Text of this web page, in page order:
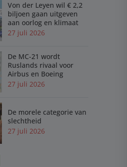
Von der Leyen wil € 2,2
biljoen gaan uitgeven
aan oorlog en klimaat
27 juli 2026
De MC-21 wordt
Ruslands rivaal voor
Airbus en Boeing
27 juli 2026
De morele categorie van
slechtheid
27 juli 2026